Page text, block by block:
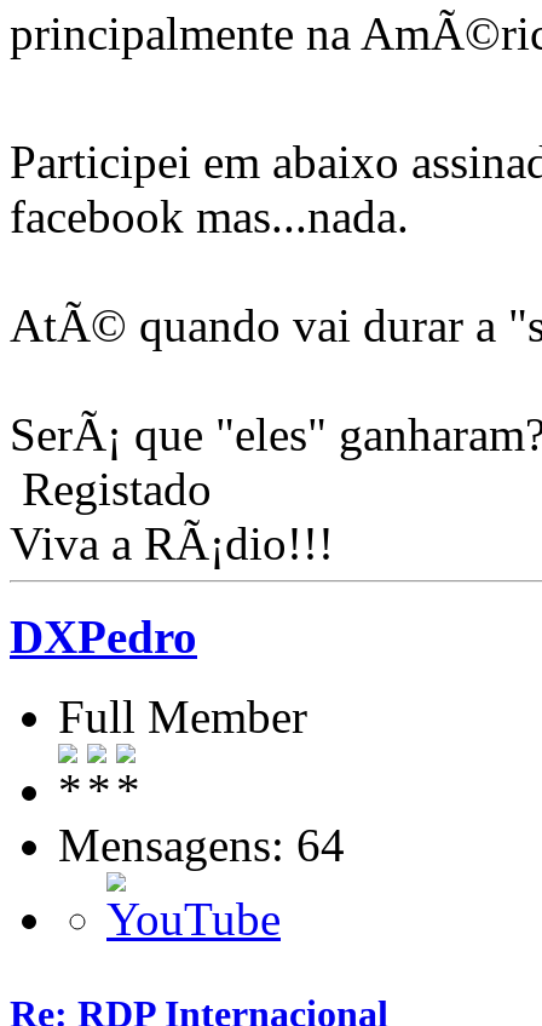
principalmente na
Participei em abaixo
facebook mas...nada.
AtÃ© quando vai durar a
SerÃ¡ que "eles"
Registado
Viva a RÃ¡dio!!!
DXPedro
Full Member
Mensagens: 64
Re: RDP Internacional